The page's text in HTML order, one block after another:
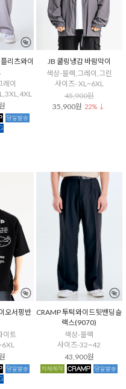
리츠와이
이
JB 쿨링냉감 바람막이
색상-블랙,그레이,그린
사이즈- XL~6XL
45,900원
35,900원 22% ↓
오서핑반
이트
CRAMP 투턱와이드뒷밴딩슬
랙스(9070)
색상-블랙
사이즈-32~42
43,900원